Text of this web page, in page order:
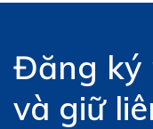
Đăng ký
và giữ